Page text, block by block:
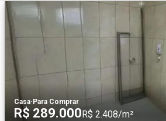
Casa· Para Comprar
R$ 289.000R$ 2.408/m²